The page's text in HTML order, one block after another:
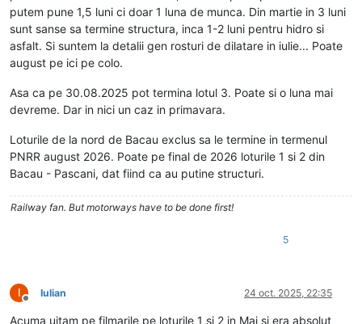
putem pune 1,5 luni ci doar 1 luna de munca. Din martie in 3 luni
sunt sanse sa termine structura, inca 1-2 luni pentru hidro si
asfalt. Si suntem la detalii gen rosturi de dilatare in iulie... Poate
august pe ici pe colo.
Asa ca pe 30.08.2025 pot termina lotul 3. Poate si o luna mai
devreme. Dar in nici un caz in primavara.
Loturile de la nord de Bacau exclus sa le termine in termenul
PNRR august 2026. Poate pe final de 2026 loturile 1 si 2 din
Bacau - Pascani, dat fiind ca au putine structuri.
Railway fan. But motorways have to be done first!
5
I
Deconectat
Iulian 24 oct. 2025, 22:35
Acuma uitam pe filmarile pe loturile 1 și 2 in Mai și era absolut